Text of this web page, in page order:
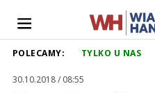
POLECAMY: TYLKO U NAS
30.10.2018 / 08:55